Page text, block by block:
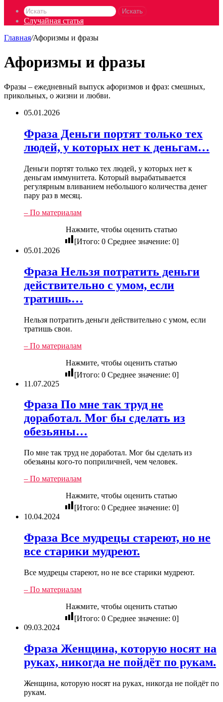
Искать
Случайная статья
Главная/Афоризмы и фразы
Афоризмы и фразы
Фразы – ежедневный выпуск афоризмов и фраз: смешных,
прикольных, о жизни и любви.
05.01.2026
Фраза Деньги портят только тех
людей, у которых нет к деньгам…
Деньги портят только тех людей, у которых нет к
деньгам иммунитета. Который вырабатывается
регулярным вливанием небольшого количества денег
пару раз в месяц.
– По материалам
Нажмите, чтобы оценить статью
[Итого: 0 Среднее значение: 0]
05.01.2026
Фраза Нельзя потратить деньги
действительно с умом, если
тратишь…
Нельзя потратить деньги действительно с умом, если
тратишь свои.
– По материалам
Нажмите, чтобы оценить статью
[Итого: 0 Среднее значение: 0]
11.07.2025
Фраза По мне так труд не
доработал. Мог бы сделать из
обезьяны…
По мне так труд не доработал. Мог бы сделать из
обезьяны кого-то поприличней, чем человек.
– По материалам
Нажмите, чтобы оценить статью
[Итого: 0 Среднее значение: 0]
10.04.2024
Фраза Все мудрецы стареют, но не
все старики мудреют.
Все мудрецы стареют, но не все старики мудреют.
– По материалам
Нажмите, чтобы оценить статью
[Итого: 0 Среднее значение: 0]
09.03.2024
Фраза Женщина, которую носят на
руках, никогда не пойдёт по рукам.
Женщина, которую носят на руках, никогда не пойдёт по
рукам.